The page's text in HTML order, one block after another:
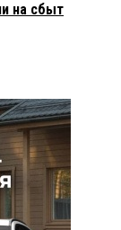
на сбыт